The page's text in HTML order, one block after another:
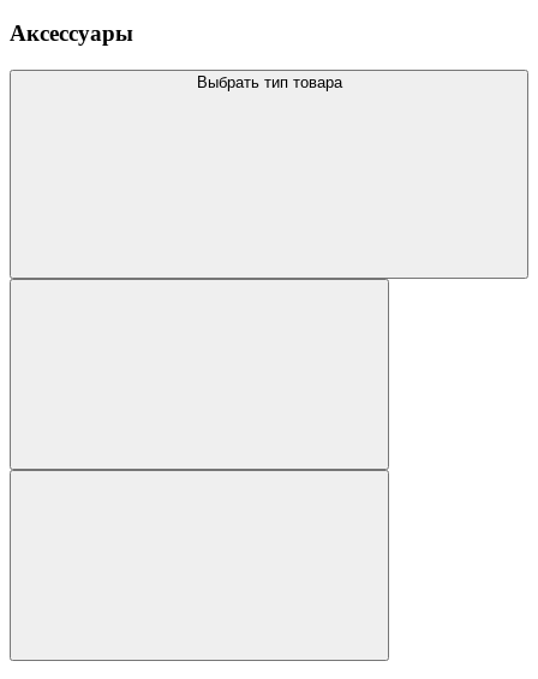
Аксессуары
Выбрать тип товара